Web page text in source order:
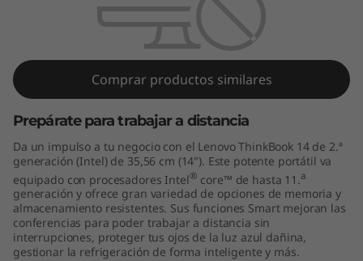
G
e
n
2
Comprar productos similares
Prepárate para trabajar a distancia
Da un impulso a tu negocio con el Lenovo ThinkBook 14 de 2.ª
generación (Intel) de 35,56 cm (14"). Este potente portátil va
equipado con procesadores Intel® core™ de hasta 11.a
generación y ofrece gran variedad de opciones de memoria y
almacenamiento resistentes. Sus funciones Smart mejoran las
conferencias para poder trabajar a distancia sin
interrupciones, proteger tus ojos de la luz azul dañina,
gestionar la refrigeración de forma inteligente y más.